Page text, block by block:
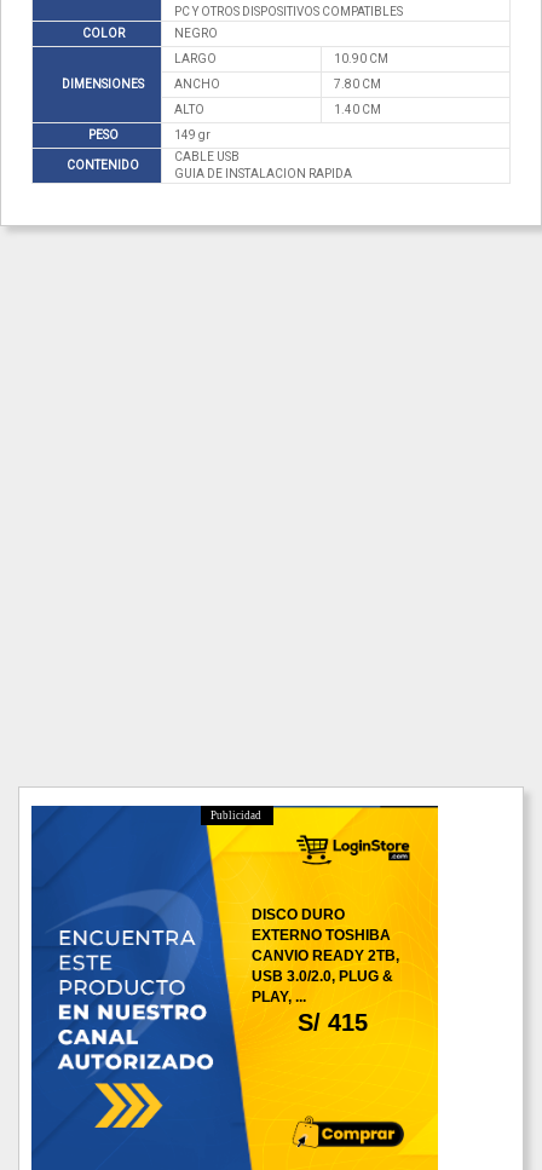
PC Y OTROS DISPOSITIVOS COMPATIBLES
COLOR
NEGRO
DIMENSIONES
LARGO
10.90 CM
ANCHO
7.80 CM
ALTO
1.40 CM
PESO
149 gr
CONTENIDO
CABLE USB
GUIA DE INSTALACION RAPIDA
Publicidad
S/ 415
DISCO DURO
EXTERNO TOSHIBA
CANVIO READY 2TB,
USB 3.0/2.0, PLUG &
PLAY, ...